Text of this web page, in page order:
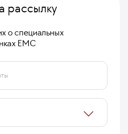
рассылку
о специальных
ЕМС